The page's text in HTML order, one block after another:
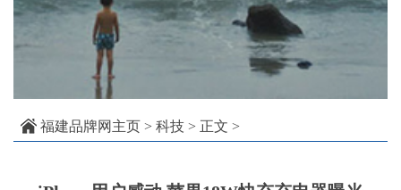
福建品牌网主页 > 科技 > 正文 >